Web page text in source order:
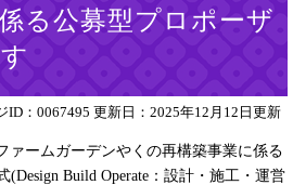
る公募型プロポーザ
ID：0067495 更新日：2025年12月12日更新
ァームガーデンやくの再構築事業に係る
(Design Build Operate：設計・施工・運営